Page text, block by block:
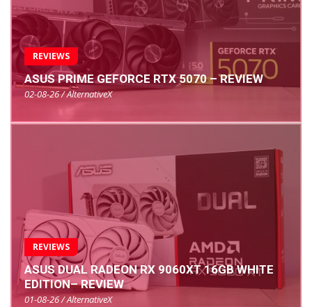
REVIEWS
ASUS PRIME GEFORCE RTX 5070 – REVIEW
02-08-26 / AlternativeX
REVIEWS
ASUS DUAL RADEON RX 9060XT 16GB WHITE
EDITION– REVIEW
01-08-26 / AlternativeX